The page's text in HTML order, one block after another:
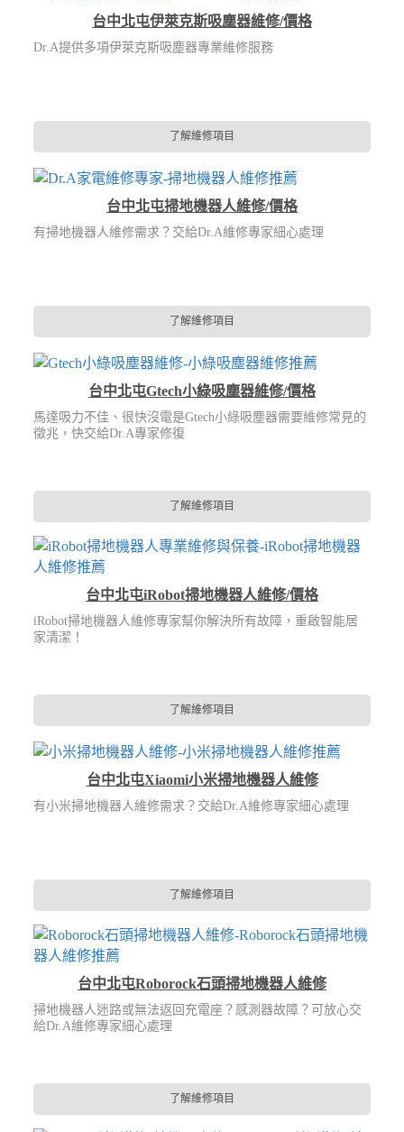
台中北屯伊萊克斯吸塵器維修/價格
Dr.A提供多項伊萊克斯吸塵器專業維修服務
了解維修項目
台中北屯掃地機器人維修/價格
有掃地機器人維修需求？交給Dr.A維修專家細心處理
了解維修項目
台中北屯Gtech小綠吸塵器維修/價格
馬達吸力不佳、很快沒電是Gtech小綠吸塵器需要維修常見的
徵兆，快交給Dr.A專家修復
了解維修項目
台中北屯iRobot掃地機器人維修/價格
iRobot掃地機器人維修專家幫你解決所有故障，重啟智能居
家清潔！
了解維修項目
台中北屯Xiaomi小米掃地機器人維修
有小米掃地機器人維修需求？交給Dr.A維修專家細心處理
了解維修項目
台中北屯Roborock石頭掃地機器人維修
掃地機器人迷路或無法返回充電座？感測器故障？可放心交
給Dr.A維修專家細心處理
了解維修項目